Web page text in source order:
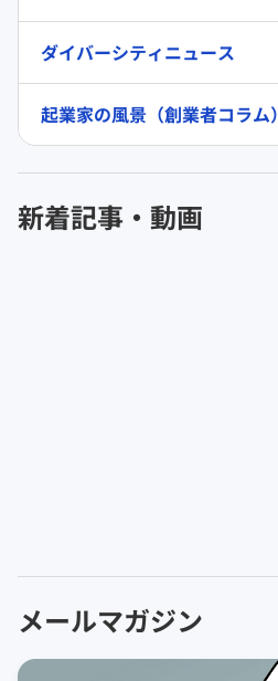
ダイバーシティニュース
起業家の風景（創業者コラム）
新着記事・動画
メールマガジン